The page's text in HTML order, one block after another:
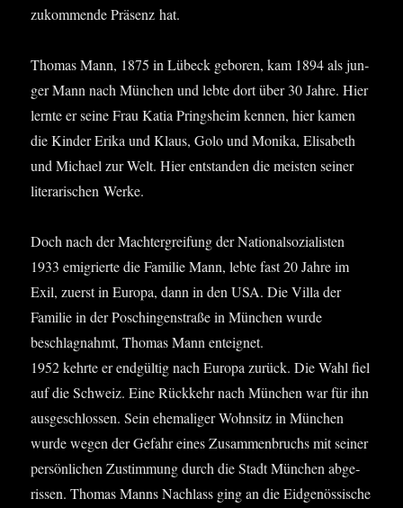
zukom­men­de Prä­senz hat.
Tho­mas Mann, 1875 in Lübeck gebo­ren, kam 1894 als jun­
ger Mann nach Mün­chen und leb­te dort über 30 Jah­re. Hier
lern­te er sei­ne Frau Katia Pringsheim ken­nen, hier kamen
die Kin­der Eri­ka und Klaus, Golo und Moni­ka, Eli­sa­beth
und Micha­el zur Welt. Hier ent­stan­den die meis­ten sei­ner
lite­ra­ri­schen Werke.
Doch nach der Macht­er­grei­fung der Natio­nal­so­zia­lis­ten
1933 emi­grier­te die Fami­lie Mann, leb­te fast 20 Jah­re im
Exil, zuerst in Euro­pa, dann in den USA. Die Vil­la der
Fami­lie in der Poschin­gen­stra­ße in Mün­chen wur­de
beschlag­nahmt, Tho­mas Mann enteignet.
1952 kehr­te er end­gül­tig nach Euro­pa zurück. Die Wahl fiel
auf die Schweiz. Eine Rück­kehr nach Mün­chen war für ihn
aus­ge­schlos­sen. Sein ehe­ma­li­ger Wohn­sitz in Mün­chen
wur­de wegen der Gefahr eines Zusam­men­bruchs mit sei­ner
per­sön­li­chen Zustim­mung durch die Stadt Mün­chen abge­
ris­sen. Tho­mas Manns Nach­lass ging an die Eid­ge­nös­si­sche